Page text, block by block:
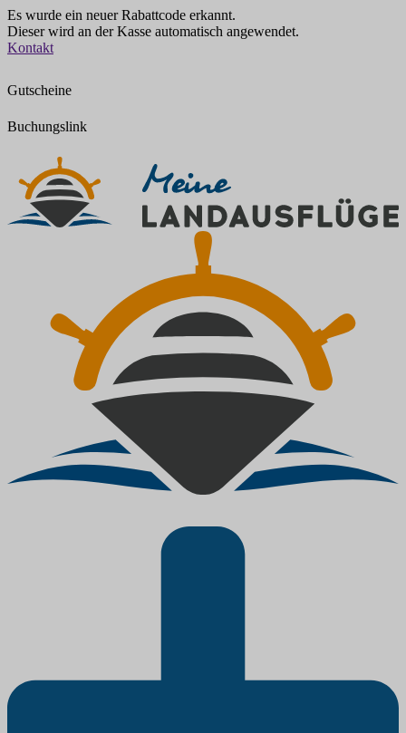
Es wurde ein neuer Rabattcode erkannt.
Dieser wird an der Kasse automatisch angewendet.
Zum
Kontakt
Gutscheine
Buchungslink